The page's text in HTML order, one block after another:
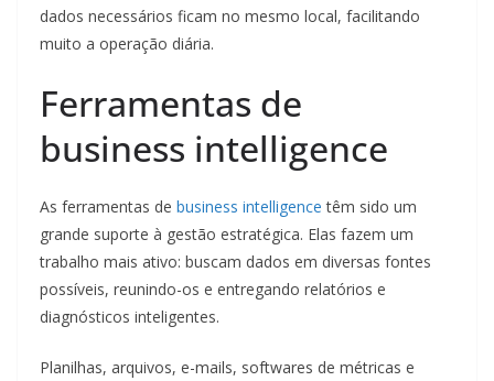
dados necessários ficam no mesmo local, facilitando
muito a operação diária.
Ferramentas de
business intelligence
As ferramentas de business intelligence têm sido um
grande suporte à gestão estratégica. Elas fazem um
trabalho mais ativo: buscam dados em diversas fontes
possíveis, reunindo-os e entregando relatórios e
diagnósticos inteligentes.
Planilhas, arquivos, e-mails, softwares de métricas e